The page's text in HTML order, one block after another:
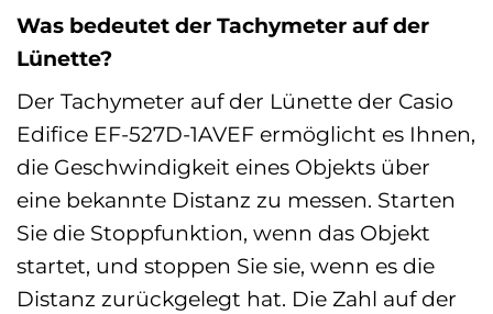
Was bedeutet der Tachymeter auf der
Lünette?
Der Tachymeter auf der Lünette der Casio
Edifice EF-527D-1AVEF ermöglicht es Ihnen,
die Geschwindigkeit eines Objekts über
eine bekannte Distanz zu messen. Starten
Sie die Stoppfunktion, wenn das Objekt
startet, und stoppen Sie sie, wenn es die
Distanz zurückgelegt hat. Die Zahl auf der